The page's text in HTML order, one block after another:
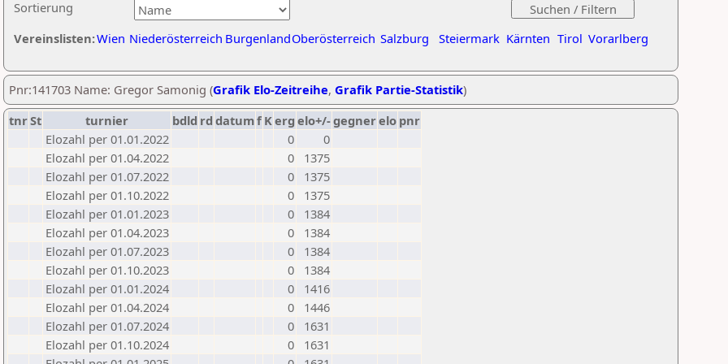
Sortierung
Vereinslisten:Wien Niederösterreich BurgenlandOberösterreich Salzburg Steiermark Kärnten Tirol Vorarlberg
Pnr:141703 Name: Gregor Samonig (Grafik Elo-Zeitreihe, Grafik Partie-Statistik)
tnrSt turnier bdld rd datumf Kerg elo+/-gegnerelo pnr
Elozahl per 01.01.2022
0
0
Elozahl per 01.04.2022
0
1375
Elozahl per 01.07.2022
0
1375
Elozahl per 01.10.2022
0
1375
Elozahl per 01.01.2023
0
1384
Elozahl per 01.04.2023
0
1384
Elozahl per 01.07.2023
0
1384
Elozahl per 01.10.2023
0
1384
Elozahl per 01.01.2024
0
1416
Elozahl per 01.04.2024
0
1446
Elozahl per 01.07.2024
0
1631
Elozahl per 01.10.2024
0
1631